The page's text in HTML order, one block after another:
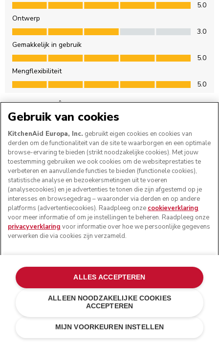
Kosten besparen€ 42,25
Gebruik van cookies
KitchenAid Europa, Inc. gebruikt eigen cookies en cookies van
derden om de functionaliteit van de site te waarborgen en een optimale
browse-ervaring te bieden (strikt noodzakelijke cookies). Met jouw
toestemming gebruiken we ook cookies om de websiteprestaties te
verbeteren en aanvullende functies te bieden (functionele cookies),
statistische analyse en bezoekersmetingen uit te voeren
(analysecookies) en je advertenties te tonen die zijn afgestemd op je
interesses en browsegedrag – waaronder via derden en op andere
platforms (advertentiecookies). Raadpleeg onze cookieverklaring
voor meer informatie of om je instellingen te beheren. Raadpleeg onze
privacyverklaring voor informatie over hoe we persoonlijke gegevens
verwerken die via cookies zijn verzameld.
MIJN VOORKEUREN INSTELLEN
ALLEEN NOODZAKELIJKE COOKIES
ACCEPTEREN
ALLES ACCEPTEREN